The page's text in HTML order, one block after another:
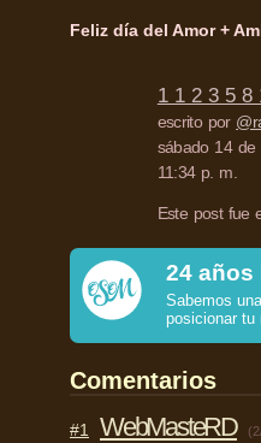
Feliz día del Amor +
1 1 2 3 5 8
escrito por
sábado 14 de
11:34 p. m.
Este post fue
24 años
Sabemos
posicionar tu
Comentarios
#1 WebMasteRD